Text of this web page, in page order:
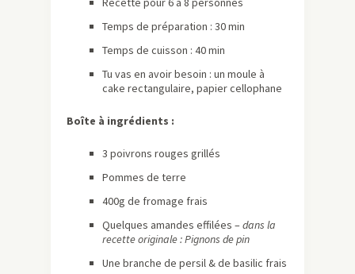
Temps de préparation : 30 min
Temps de cuisson : 40 min
Tu vas en avoir besoin : un moule à
cake rectangulaire, papier cellophane
Boîte à ingrédients :
3 poivrons rouges grillés
Pommes de terre
400g de fromage frais
Quelques amandes effilées –dans la
recette originale : Pignons de pin
Une branche de persil & de basilic frais